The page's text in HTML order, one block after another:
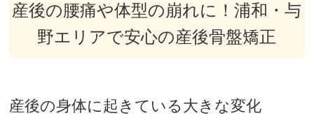
産後の腰痛や体型の崩れに！浦和・与
野エリアで安心の産後骨盤矯正
産後の身体に起きている大きな変化